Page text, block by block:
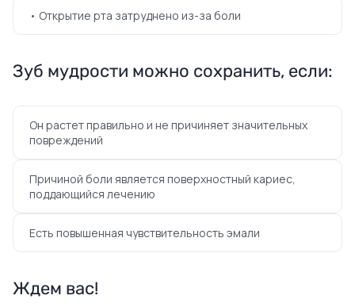
• Открытие рта затруднено из-за боли
Зуб мудрости можно сохранить, если:
Он растет правильно и не причиняет значительных
повреждений
Причиной боли является поверхностный кариес,
поддающийся лечению
Есть повышенная чувствительность эмали
Ждем вас!